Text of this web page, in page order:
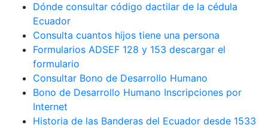
Dónde consultar código dactilar de la cédula
Ecuador
Consulta cuantos hijos tiene una persona
Formularios ADSEF 128 y 153 descargar el
formulario
Consultar Bono de Desarrollo Humano
Bono de Desarrollo Humano Inscripciones por
Internet
Historia de las Banderas del Ecuador desde 1533